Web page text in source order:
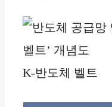
K-반도체 벨트